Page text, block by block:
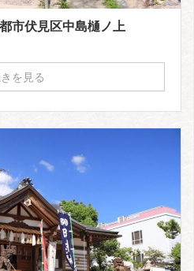
市伏見区中島樋ノ上
を見る